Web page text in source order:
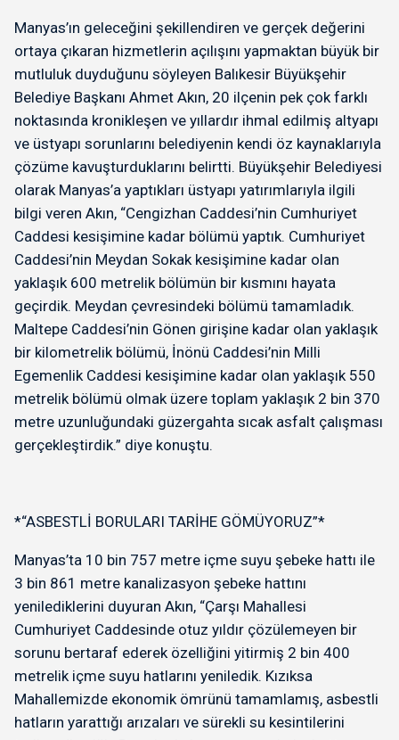
Manyas’ın geleceğini şekillendiren ve gerçek değerini
ortaya çıkaran hizmetlerin açılışını yapmaktan büyük bir
mutluluk duyduğunu söyleyen Balıkesir Büyükşehir
Belediye Başkanı Ahmet Akın, 20 ilçenin pek çok farklı
noktasında kronikleşen ve yıllardır ihmal edilmiş altyapı
ve üstyapı sorunlarını belediyenin kendi öz kaynaklarıyla
çözüme kavuşturduklarını belirtti. Büyükşehir Belediyesi
olarak Manyas’a yaptıkları üstyapı yatırımlarıyla ilgili
bilgi veren Akın, “Cengizhan Caddesi’nin Cumhuriyet
Caddesi kesişimine kadar bölümü yaptık. Cumhuriyet
Caddesi’nin Meydan Sokak kesişimine kadar olan
yaklaşık 600 metrelik bölümün bir kısmını hayata
geçirdik. Meydan çevresindeki bölümü tamamladık.
Maltepe Caddesi’nin Gönen girişine kadar olan yaklaşık
bir kilometrelik bölümü, İnönü Caddesi’nin Milli
Egemenlik Caddesi kesişimine kadar olan yaklaşık 550
metrelik bölümü olmak üzere toplam yaklaşık 2 bin 370
metre uzunluğundaki güzergahta sıcak asfalt çalışması
gerçekleştirdik.” diye konuştu.
*“ASBESTLİ BORULARI TARİHE GÖMÜYORUZ”*
Manyas’ta 10 bin 757 metre içme suyu şebeke hattı ile
3 bin 861 metre kanalizasyon şebeke hattını
yenilediklerini duyuran Akın, “Çarşı Mahallesi
Cumhuriyet Caddesinde otuz yıldır çözülemeyen bir
sorunu bertaraf ederek özelliğini yitirmiş 2 bin 400
metrelik içme suyu hatlarını yeniledik. Kızıksa
Mahallemizde ekonomik ömrünü tamamlamış, asbestli
hatların yarattığı arızaları ve sürekli su kesintilerini